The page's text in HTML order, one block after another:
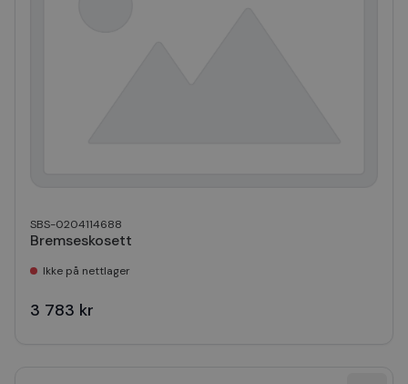
SBS-0204114688
Bremseskosett
Ikke på nettlager
3 783 kr